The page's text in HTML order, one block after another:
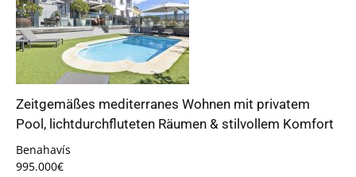
Zeitgemäßes mediterranes Wohnen mit privatem
Pool, lichtdurchfluteten Räumen & stilvollem Komfort
Benahavís
995.000€